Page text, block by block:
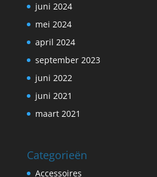
juni 2024
mei 2024
april 2024
september 2023
juni 2022
juni 2021
maart 2021
Categorieën
Accessoires